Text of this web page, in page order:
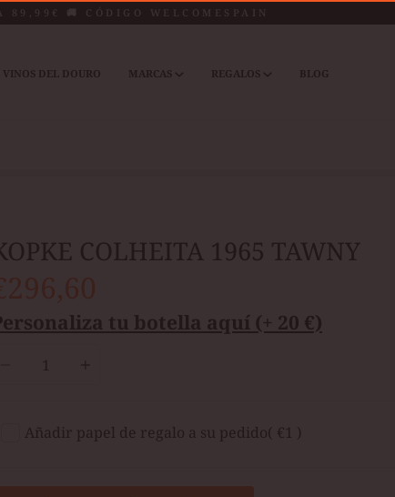
89,99€ 🚚 CÓDIGO WELCOMESPAIN
VINOS DEL DOURO MARCAS REGALOS BLOG
COLHEITA 1965 TAWNY
tu botella aquí (+ 20 €)
Añadir papel de regalo a su pedido( €1 )